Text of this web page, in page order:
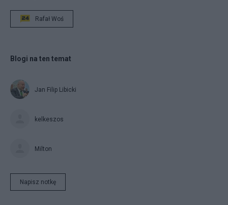
Rafał Woś
Blogi na ten temat
Jan Filip Libicki
kelkeszos
Milton
Napisz notkę